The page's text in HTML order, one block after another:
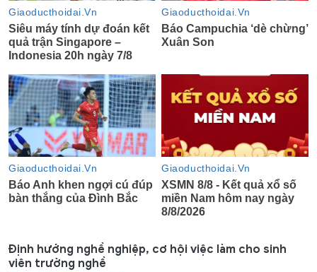
Định hướng nghề nghiệp, cơ hội việc làm cho sinh
viên trường nghề